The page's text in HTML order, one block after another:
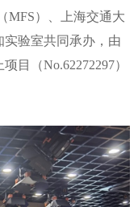
MFS）、上海交通大
验室共同承办，由
项目（No.62272297）